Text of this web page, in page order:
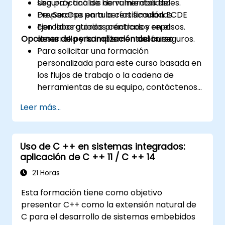
segura y análisis de vulnerabilidades.
Prepararse para la certificación ECDE
con laboratorios prácticos y repasos.
Uso práctico de herramientas de
DevSecOps en tuberías simuladas.
Ejercicios guiados centrados en el
desarrollo y la implementación seguros.
Opciones de personalización del curso
Para solicitar una formación
personalizada para este curso basada en
los flujos de trabajo o la cadena de
herramientas de su equipo, contáctenos
Leer más...
Uso de C ++ en sistemas integrados:
aplicación de C ++ 11 / C ++ 14
21 Horas
Esta formación tiene como objetivo
presentar C++ como la extensión natural de
C para el desarrollo de sistemas embebidos